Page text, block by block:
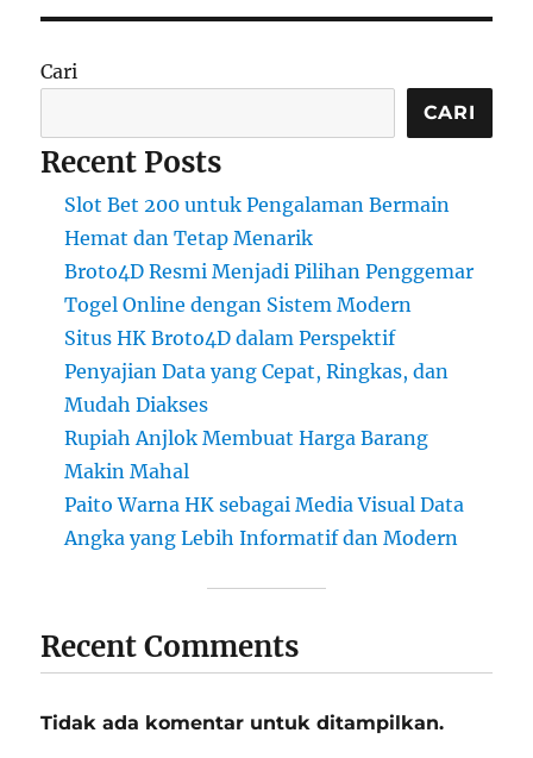
Cari
CARI
Recent Posts
Slot Bet 200 untuk Pengalaman Bermain
Hemat dan Tetap Menarik
Broto4D Resmi Menjadi Pilihan Penggemar
Togel Online dengan Sistem Modern
Situs HK Broto4D dalam Perspektif
Penyajian Data yang Cepat, Ringkas, dan
Mudah Diakses
Rupiah Anjlok Membuat Harga Barang
Makin Mahal
Paito Warna HK sebagai Media Visual Data
Angka yang Lebih Informatif dan Modern
Recent Comments
Tidak ada komentar untuk ditampilkan.